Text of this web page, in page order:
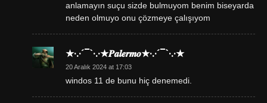
anlamayın suçu sizde bulmuyom benim biseyarda
neden olmuyo onu çözmeye çalışıyom
★·.·´¯`·.·★𝑷𝒂𝒍𝒆𝒓𝒎𝒐★·.·´¯`·.·★
20 Aralık 2024 at 17:03
windos 11 de bunu hiç denemedi.